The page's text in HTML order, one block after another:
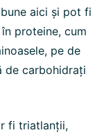
aici și pot fi
proteine, cum
pe de
de carbohidrați
fi triatlanții,